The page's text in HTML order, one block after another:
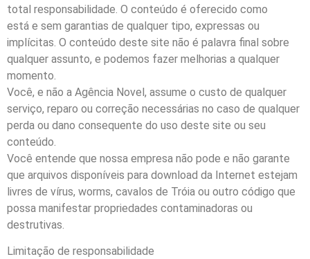
total responsabilidade. O conteúdo é oferecido como
está e sem garantias de qualquer tipo, expressas ou
implícitas. O conteúdo deste site não é palavra final sobre
qualquer assunto, e podemos fazer melhorias a qualquer
momento.
Você, e não a Agência Novel, assume o custo de qualquer
serviço, reparo ou correção necessárias no caso de qualquer
perda ou dano consequente do uso deste site ou seu
conteúdo.
Você entende que nossa empresa não pode e não garante
que arquivos disponíveis para download da Internet estejam
livres de vírus, worms, cavalos de Tróia ou outro código que
possa manifestar propriedades contaminadoras ou
destrutivas.
Limitação de responsabilidade